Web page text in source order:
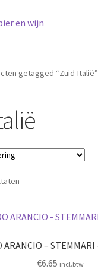
getagged “Zuid-Italië”
ARANCIO –
€6.65 incl.btw